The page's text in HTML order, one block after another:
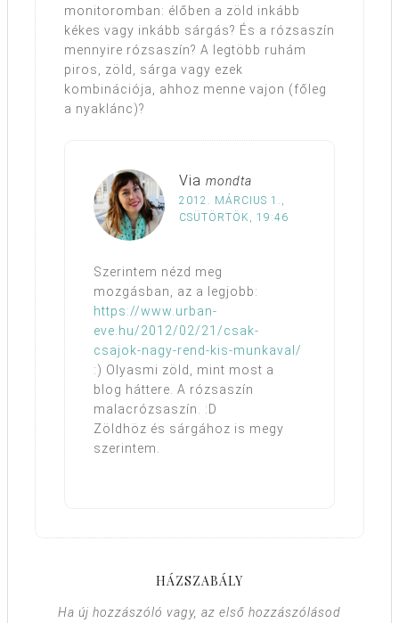
monitoromban: élőben a zöld inkább
kékes vagy inkább sárgás? És a rózsaszín
mennyire rózsaszín? A legtöbb ruhám
piros, zöld, sárga vagy ezek
kombinációja, ahhoz menne vajon (főleg
a nyaklánc)?
Via mondta
2012. MÁRCIUS 1.,
CSÜTÖRTÖK, 19:46
Szerintem nézd meg
mozgásban, az a legjobb:
https://www.urban-
eve.hu/2012/02/21/csak-
csajok-nagy-rend-kis-munkaval/
:) Olyasmi zöld, mint most a
blog háttere. A rózsaszín
malacrózsaszín. :D
Zöldhöz és sárgához is megy
szerintem.
HÁZSZABÁLY
Ha új hozzászóló vagy, az első hozzászólásod